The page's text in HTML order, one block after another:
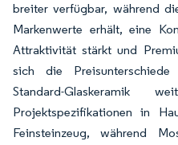
breiter verfügbar, während
Markenwerte erhält, eine
Attraktivität stärkt und
sich die Preisunterschiede
Standard-Glaskeramik
Projektspezifikationen in
Feinsteinzeug, während